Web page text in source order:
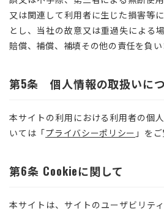
又は関連して利用者に生じた損害等
とし、当社の故意又は重過失による
賠償、補償、補填その他の責任を負い
第5条 個人情報の取扱いに
本サイトの利用における利用者の個
いては「プライバシーポリシー 」を
第6条 Cookieに関して
本サイトは、サイトのユーザビリテ